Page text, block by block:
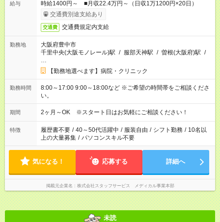
給与
時給1400円～ ■月収22.4万円～（日収1万1200円×20日）
交通費別途支給あり
交通費 交通費規定内支給
勤務地
大阪府豊中市
千里中央(大阪モノレール)駅 / 服部天神駅 / 曽根(大阪府)駅 /
…
【勤務地選べます】病院・クリニック
勤務時間
8:00～17:00 9:00～18:00など ※ご希望の時間帯をご相談くださ
い。
期間 2ヶ月～OK ※スタート日はお気軽にご相談ください！
特徴 履歴書不要 / 40～50代活躍中 / 服装自由 / シフト勤務 / 10名以
上の大量募集 / パソコンスキル不要
気になる！ 応募する 詳細へ
掲載元企業名 株式会社スタッフサービス メディカル事業本部
未読